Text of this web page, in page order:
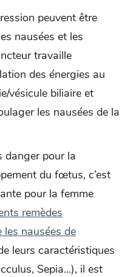
peuvent être
nausées et les
travaille
des énergies au
vésicule biliaire et
les nausées de la
danger pour la
du fœtus, c’est
pour la femme
remèdes
nausées de
leurs caractéristiques
Sepia…), il est